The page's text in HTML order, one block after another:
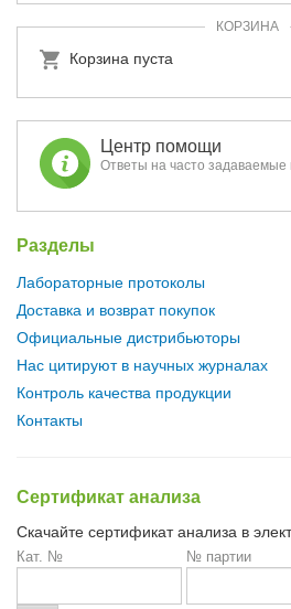
КОРЗИНА
Корзина пуста
Центр помощи
Ответы на часто задаваемые
Разделы
Лабораторные протоколы
Доставка и возврат покупок
Официальные дистрибьюторы
Нас цитируют в научных журналах
Контроль качества продукции
Контакты
Сертификат анализа
Скачайте сертификат анализа в
Кат. № № партии